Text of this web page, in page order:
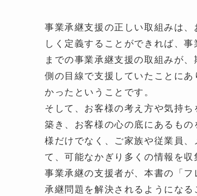
事業承継支援の正しい取組みは
しく定義することができれば、
までの事業承継支援の取組みが
側の目線で支援していたことに
かったということです。
そして、お客様の考え方や気持
築き、お客様の心の底にあるも
様だけでなく、ご家族や従業員
て、可能なかぎり多くの情報を収
事業承継の支援者が、本書の「
承継問題を解決されるようになる